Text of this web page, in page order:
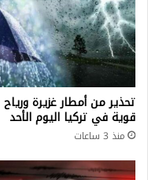
تحذير من أمطار غزيرة ورياح
قوية في تركيا اليوم الأحد
منذ 3 ساعات